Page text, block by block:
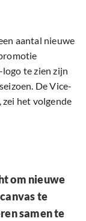
aantal nieuwe
te zien zijn
De Vice-
zei het volgende
om nieuwe
te
samen te